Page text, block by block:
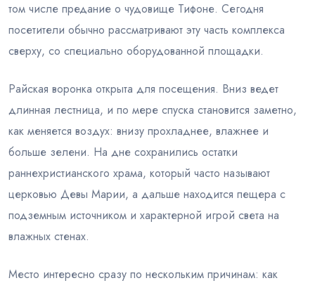
том числе предание о чудовище Тифоне. Сегодня
посетители обычно рассматривают эту часть комплекса
сверху, со специально оборудованной площадки.
Райская воронка открыта для посещения. Вниз ведет
длинная лестница, и по мере спуска становится заметно,
как меняется воздух: внизу прохладнее, влажнее и
больше зелени. На дне сохранились остатки
раннехристианского храма, который часто называют
церковью Девы Марии, а дальше находится пещера с
подземным источником и характерной игрой света на
влажных стенах.
Место интересно сразу по нескольким причинам: как